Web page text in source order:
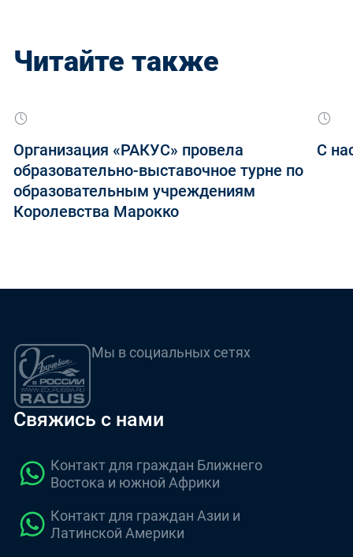
Читайте также
Организация «РАКУС» провела
образовательно-выставочное турне по
образовательным учреждениям
Королевства Марокко
С
Мы в социальных сетях
Свяжись с нами
Контакт для граждан Ближнего
Востока и южной Африки
Контакт для граждан Азии и
Латинской Америки